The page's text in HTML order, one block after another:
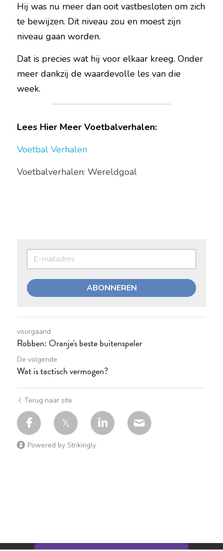
Hij was nu meer dan ooit vastbesloten om zich
te bewijzen. Dit niveau zou en moest zijn
niveau gaan worden.
Dat is precies wat hij voor elkaar kreeg. Onder
meer dankzij de waardevolle les van die
week.
Lees Hier Meer Voetbalverhalen:
Voetbal Verhalen
Voetbalverhalen: Wereldgoal
ABONNEREN
voorgaand
Robben: Oranje's beste buitenspeler
De volgende
Wat is tactisch vermogen?
Terug naar site
Powered by Strikingly
Deze website is gebouwd met Strikingly.